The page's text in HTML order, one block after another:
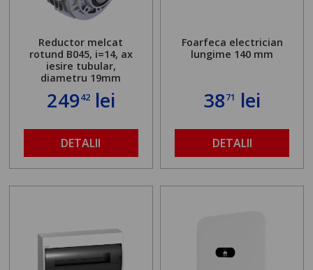
Reductor melcat
rotund B045, i=14, ax
iesire tubular,
diametru 19mm
24942lei
DETALII
Foarfeca electrician
lungime 140 mm
3871 lei
DETALII